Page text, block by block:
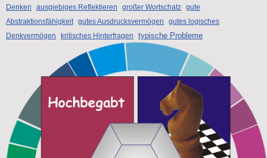
Denken
ausgiebiges Reflektieren großer Wortschatz gute
Abstraktionsfähigkeit gutes Ausdrucksvermögen
gutes logisches
Denkvermögen
kritisches Hinterfragen typische Probleme